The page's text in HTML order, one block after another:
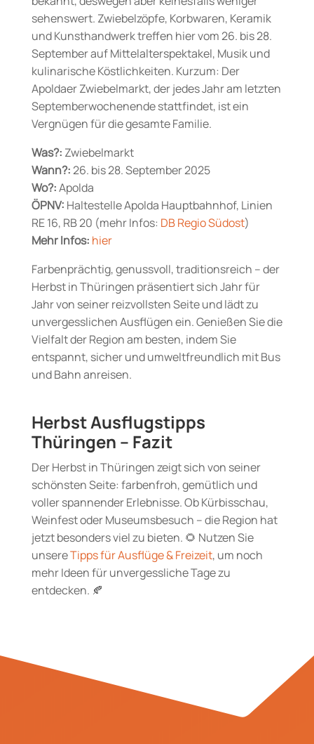
sehenswert. Zwiebelzöpfe, Korbwaren, Keramik
und Kunsthandwerk treffen hier vom 26. bis 28.
September auf Mittelalterspektakel, Musik und
kulinarische Köstlichkeiten. Kurzum: Der
Apoldaer Zwiebelmarkt, der jedes Jahr am letzten
Septemberwochenende stattfindet, ist ein
Vergnügen für die gesamte Familie.
Was?: Zwiebelmarkt
Wann?:26. bis 28. September 2025
Wo?:Apolda
ÖPNV: Haltestelle Apolda Hauptbahnhof, Linien
RE 16, RB 20 (mehr Infos: DB Regio Südost)
Mehr Infos: hier
Farbenprächtig, genussvoll, traditionsreich – der
Herbst in Thüringen präsentiert sich Jahr für
Jahr von seiner reizvollsten Seite und lädt zu
unvergesslichen Ausflügen ein. Genießen Sie die
Vielfalt der Region am besten, indem Sie
entspannt, sicher und umweltfreundlich mit Bus
und Bahn anreisen.
Herbst Ausflugstipps
Thüringen – Fazit
Der Herbst in Thüringen zeigt sich von seiner
schönsten Seite: farbenfroh, gemütlich und
voller spannender Erlebnisse. Ob Kürbisschau,
Weinfest oder Museumsbesuch – die Region hat
jetzt besonders viel zu bieten. 🌻 Nutzen Sie
unsereTipps für Ausflüge & Freizeit, um noch
mehr Ideen für unvergessliche Tage zu
entdecken. 🍂